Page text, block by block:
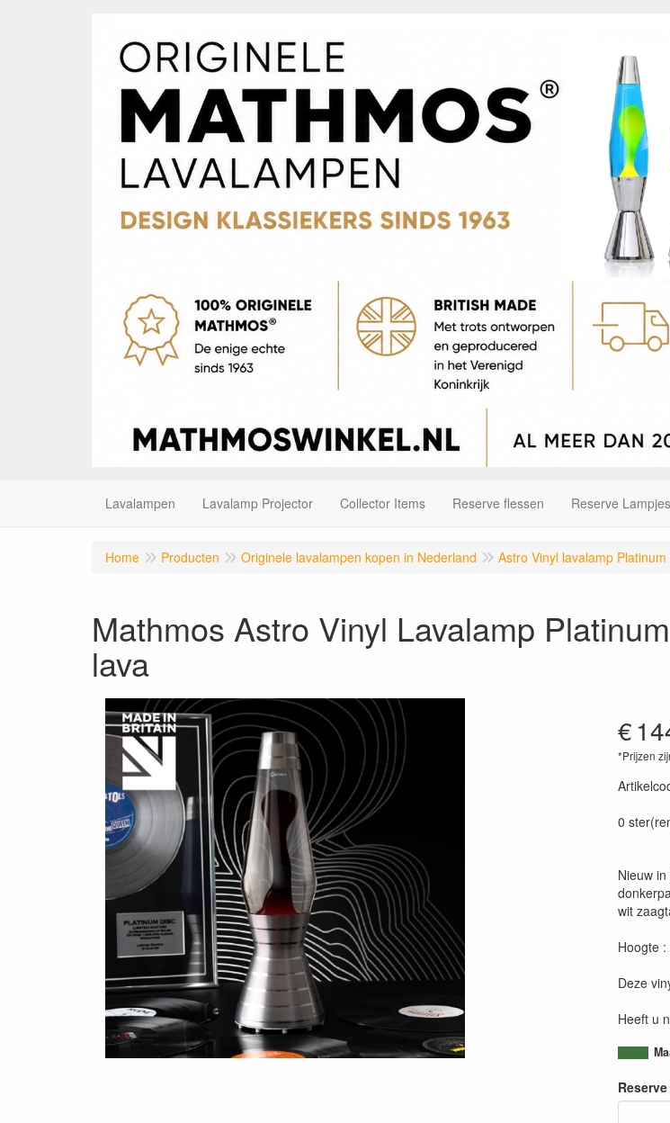
Lavalampen Lavalamp Projector Collector Items Reserve flessen Reserve Lampjes
Home Producten Originele lavalampen kopen in Nederland Astro Vinyl lavalamp Platinum
Mathmos Astro Vinyl Lavalamp
lava
€
*Prijzen
0
Nieuw
wit
Hoogte
Deze
Heeft u